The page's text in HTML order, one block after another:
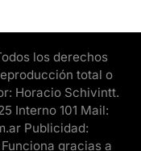
los derechos
total o
Horacio Schivintt.
Interno 101 Mail:
Publicidad:
gracias a